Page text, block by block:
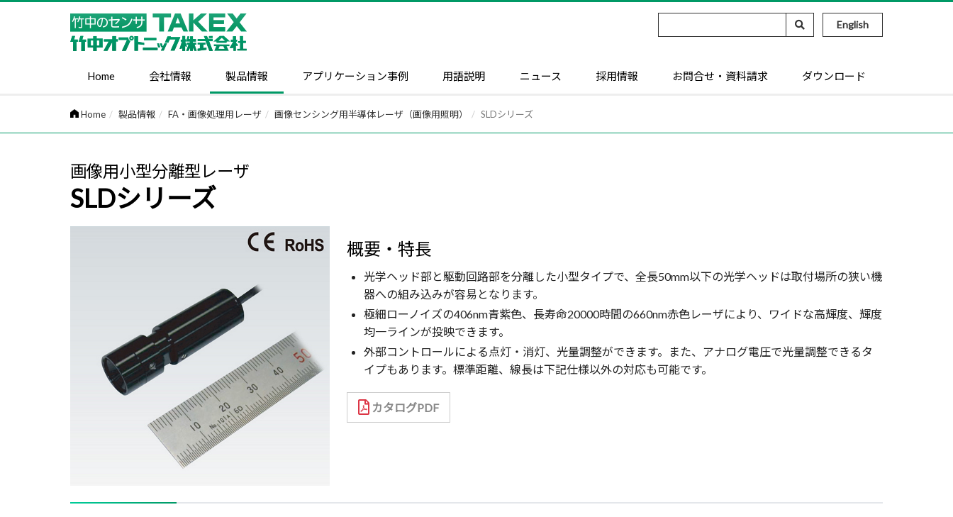
English
Home 会社情報 製品情報 アプリケーション事例 用語説明 ニュース 採用情報 お問合せ・資料請求 ダウンロード
Home 製品情報 FA・画像処理用レーザ 画像センシング用半導体レーザ（画像用照明） SLDシリーズ
画像用小型分離型レーザ
SLDシリーズ
概要・特長
光学ヘッド部と駆動回路部を分離した小型タイプで、全長50mm以下の光学ヘッドは取付場所の狭い機
器への組み込みが容易となります。
極細ローノイズの406nm青紫色、長寿命20000時間の660nm赤色レーザにより、ワイドな高輝度、輝度
均一ラインが投映できます。
外部コントロールによる点灯・消灯、光量調整ができます。また、アナログ電圧で光量調整できるタ
イプもあります。標準距離、線長は下記仕様以外の対応も可能です。
カタログPDF